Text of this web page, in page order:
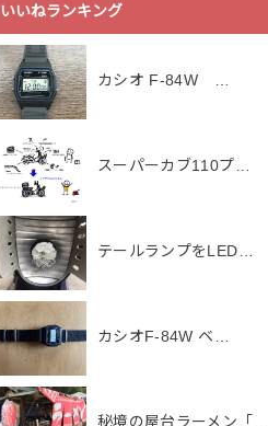
いいねランキング
カシオ F-84W …
スーパーカブ110プ…
テールランプをLED…
カシオF-84W ベ…
秘境の屋台ラーメン「…